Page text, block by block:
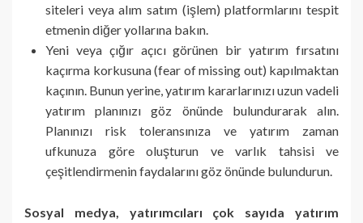
siteleri veya alım satım (işlem) platformlarını tespit
etmenin diğer yollarına bakın.
Yeni veya çığır açıcı görünen bir yatırım fırsatını
kaçırma korkusuna (fear of missing out) kapılmaktan
kaçının. Bunun yerine, yatırım kararlarınızı uzun vadeli
yatırım planınızı göz önünde bulundurarak alın.
Planınızı risk toleransınıza ve yatırım zaman
ufkunuza göre oluşturun ve varlık tahsisi ve
çeşitlendirmenin faydalarını göz önünde bulundurun.
Sosyal medya, yatırımcıları çok sayıda yatırım